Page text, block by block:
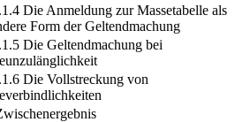
Die Anmeldung zur Massetabelle als
Form der Geltendmachung
Die Geltendmachung bei
Die Vollstreckung von